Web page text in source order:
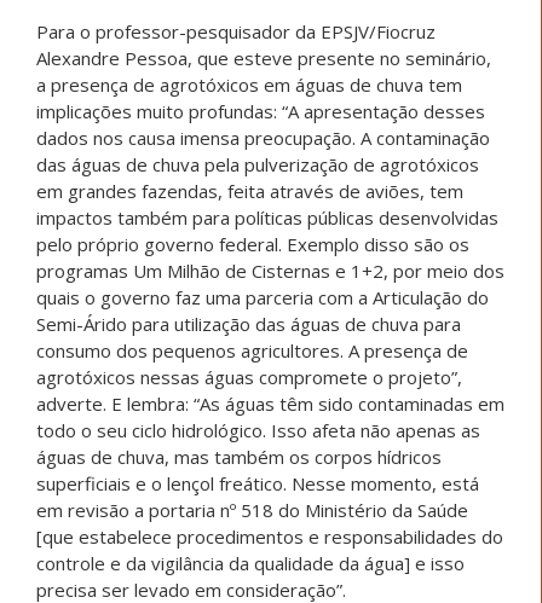
Para o professor-pesquisador da EPSJV/Fiocruz
Alexandre Pessoa, que esteve presente no seminário,
a presença de agrotóxicos em águas de chuva tem
implicações muito profundas: “A apresentação desses
dados nos causa imensa preocupação. A contaminação
das águas de chuva pela pulverização de agrotóxicos
em grandes fazendas, feita através de aviões, tem
impactos também para políticas públicas desenvolvidas
pelo próprio governo federal. Exemplo disso são os
programas Um Milhão de Cisternas e 1+2, por meio dos
quais o governo faz uma parceria com a Articulação do
Semi-Árido para utilização das águas de chuva para
consumo dos pequenos agricultores. A presença de
agrotóxicos nessas águas compromete o projeto”,
adverte. E lembra: “As águas têm sido contaminadas em
todo o seu ciclo hidrológico. Isso afeta não apenas as
águas de chuva, mas também os corpos hídricos
superficiais e o lençol freático. Nesse momento, está
em revisão a portaria nº 518 do Ministério da Saúde
[que estabelece procedimentos e responsabilidades do
controle e da vigilância da qualidade da água] e isso
precisa ser levado em consideração”.